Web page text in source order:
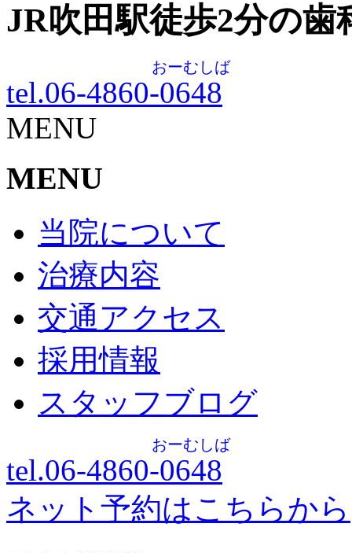
JR吹田駅徒歩2分の歯
tel.06-4860-0648
おーむしば
MENU
MENU
当院について
治療内容
交通アクセス
採用情報
スタッフブログ
tel.06-4860-0648
おーむしば
ネット予約はこちらから